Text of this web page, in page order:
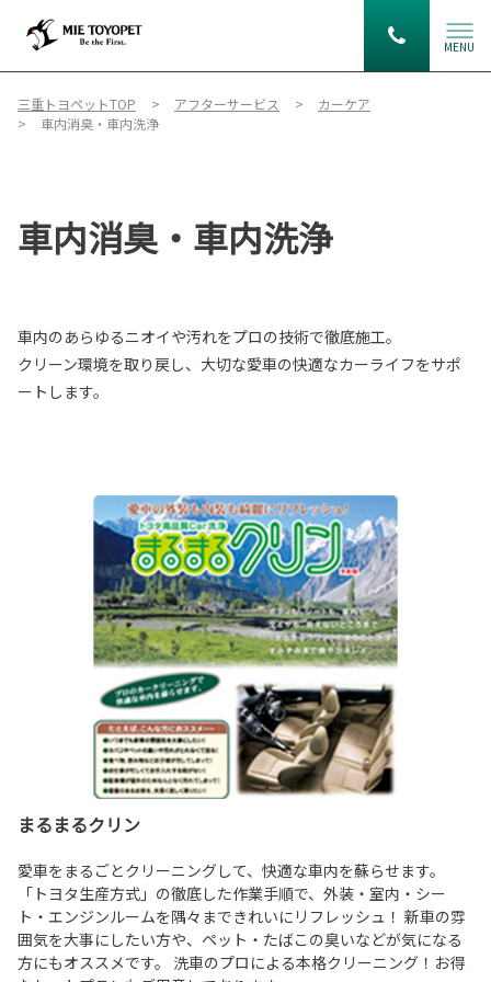
MENU
三重トヨペットTOP アフターサービス
カーケア
車内消臭・車内洗浄
車内消臭・車内洗浄
車内のあらゆるニオイや汚れをプロの技術で徹底施工。
クリーン環境を取り戻し、大切な愛車の快適なカーライフをサポ
ートします。
まるまるクリン
愛車をまるごとクリーニングして、快適な車内を蘇らせます。
「トヨタ生産方式」の徹底した作業手順で、外装・室内・シー
ト・エンジンルームを隅々まできれいにリフレッシュ！ 新車の雰
囲気を大事にしたい方や、ペット・たばこの臭いなどが気になる
方にもオススメです。 洗車のプロによる本格クリーニング！お得